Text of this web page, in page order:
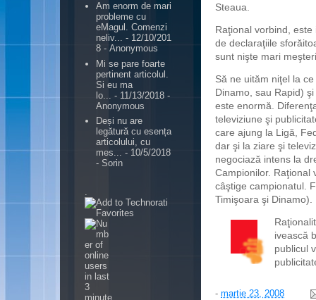
Steaua.
Raţional vorbind,
de declaraţiile
sunt nişte mari
Să ne uităm niţel la
Dinamo, sau Rapid)
este enormă.
televiziune şi
care ajung la Ligă,
dar şi la ziare şi
negociază intens la
Campionilor. Raţional
câştige campionatul.
Timişoara şi Dinamo).
ivească
publicul
- martie 23, 2008
Am enorm de mari
probleme cu
eMagul. Comenzi
neliv... - 12/10/201
8 - Anonymous
Mi se pare foarte
pertinent articolul.
Si eu ma
lo...
- 11/13/2018 -
Anonymous
Deși nu are
legătură cu esența
articolului, cu
mes... - 10/5/2018
- Sorin